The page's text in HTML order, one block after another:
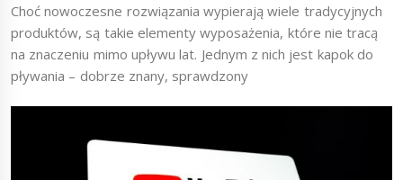
Choć nowoczesne rozwiązania wypierają wiele tradycyjnych
produktów, są takie elementy wyposażenia, które nie tracą
na znaczeniu mimo upływu lat. Jednym z nich jest kapok do
pływania – dobrze znany, sprawdzony